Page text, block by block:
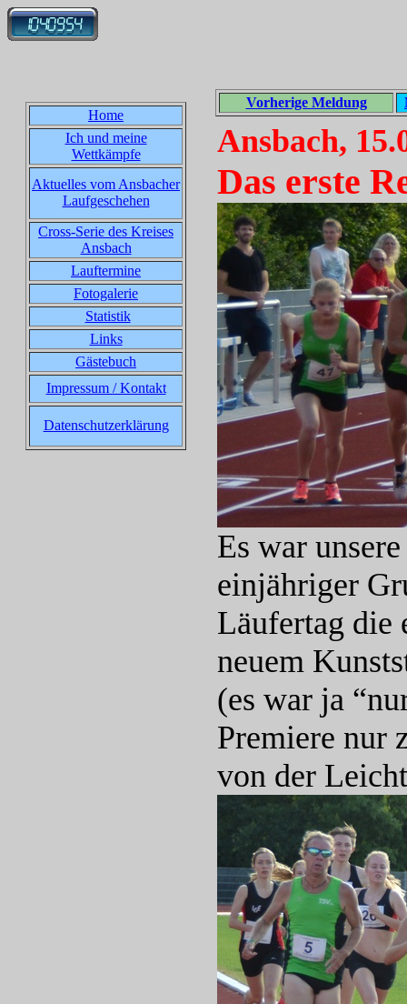
Home
Ich und meine
Wettkämpfe
Aktuelles vom Ansbacher
Laufgeschehen
Cross-Serie des Kreises
Ansbach
Lauftermine
Fotogalerie
Statistik
Links
Gästebuch
Impressum / Kontakt
Datenschutzerklärung
Vorherige Meldung
Ansbach,
Das erste
Es war
einjähriger
Läufertag die
neuem
(es war ja
Premiere nur
von der